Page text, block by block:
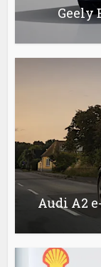
Geely
Audi A2